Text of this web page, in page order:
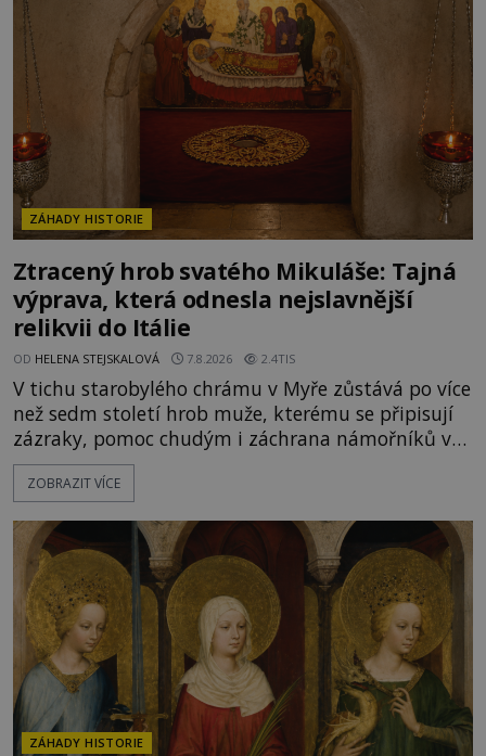
legendami o něm ukrývat nějaký pravdivý základ?
V blízkosti Mysu Greco, jak se přez
ZÁHADY HISTORIE
Ztracený hrob svatého Mikuláše: Tajná
výprava, která odnesla nejslavnější
relikvii do Itálie
OD HELENA STEJSKALOVÁ 7.8.2026 2.4TIS
V tichu starobylého chrámu v Myře zůstává po více
než sedm století hrob muže, kterému se připisují
zázraky, pomoc chudým i záchrana námořníků v
bouřích. Pak ale přichází rok 1087 a klidné místo
se mění v dějiště podivné noční výpravy. Skupina
Mikuláše a odváží jeho ostatky přes moře do Bari.
Je to zbožná záchrana před nebezpečím, nebo
promyšlená krádež,
ZOBRAZIT VÍCE
ZÁHADY HISTORIE